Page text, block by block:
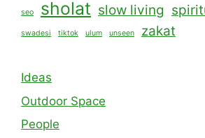
seo sholat slow living
swadesi tiktok ulum unseen zakat
Ideas
Outdoor Space
People